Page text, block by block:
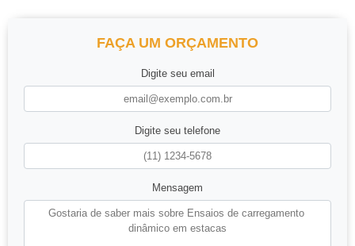
FAÇA UM ORÇAMENTO
Digite seu email
Digite seu telefone
Mensagem